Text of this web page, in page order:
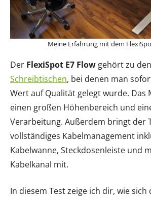
Meine Erfahrung mit dem
Der FlexiSpot E7 Flow gehört zu den
Schreibtischen, bei denen man
Wert auf Qualität gelegt wurde. Das
einen großen Höhenbereich und
Verarbeitung. Außerdem bringt der
vollständiges Kabelmanagement
Kabelwanne, Steckdosenleiste und
Kabelkanal mit.
In diesem Test zeige ich dir, wie sich